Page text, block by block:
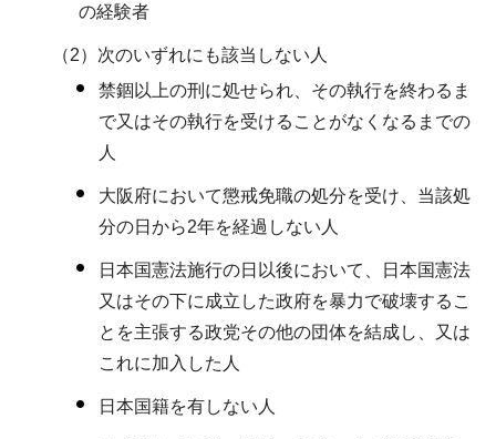
の経験者
（2）次のいずれにも該当しない人
禁錮以上の刑に処せられ、その執行を終わるま
で又はその執行を受けることがなくなるまでの
人
大阪府において懲戒免職の処分を受け、当該処
分の日から2年を経過しない人
日本国憲法施行の日以後において、日本国憲法
又はその下に成立した政府を暴力で破壊するこ
とを主張する政党その他の団体を結成し、又は
これに加入した人
日本国籍を有しない人